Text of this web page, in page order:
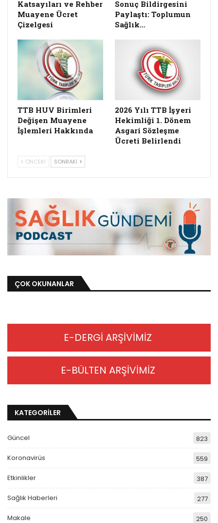
Katsayıları ve Rehber
Muayene Ücret
Çizelgesi
Sonuç Bildirgesini
Paylaştı: Toplumun
Sağlık…
TTB HUV Birimleri
Değişen Muayene
İşlemleri Hakkında
2026 Yılı TTB İşyeri
Hekimliği 1. Dönem
Asgari Sözleşme
Ücreti Belirlendi
ÖNCEKI SONRAKI
ÇOK OKUNANLAR
E-DERGİ ARŞİVİMİZ
E-BÜLTEN ARŞİVİMİZ
KATEGORİLER
Güncel 823
Koronavirüs 559
Etkinlikler 387
Sağlık Haberleri 277
Makale 250